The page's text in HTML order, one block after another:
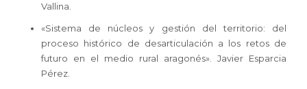
Vallina.
«Sistema de núcleos y gestión del territorio: del
proceso histórico de desarticulación a los retos de
futuro en el medio rural aragonés». Javier Esparcia
Pérez.